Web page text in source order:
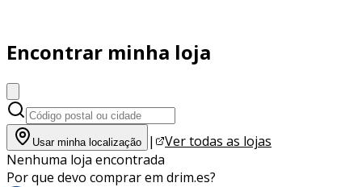
Encontrar minha loja
Usar minha localização |
Ver todas as lojas
Nenhuma loja encontrada
Por que devo comprar em drim.es?